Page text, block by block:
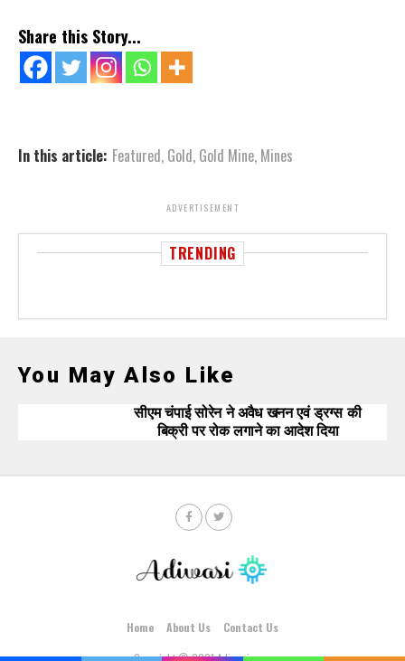
Share this Story...
In this article: Featured, Gold, Gold Mine, Mines
ADVERTISEMENT
TRENDING
You May Also Like
सीएम चंपाई सोरेन ने अवैध खनन एवं ड्रग्स की
बिक्री पर रोक लगाने का आदेश दिया
Home About Us
Contact Us